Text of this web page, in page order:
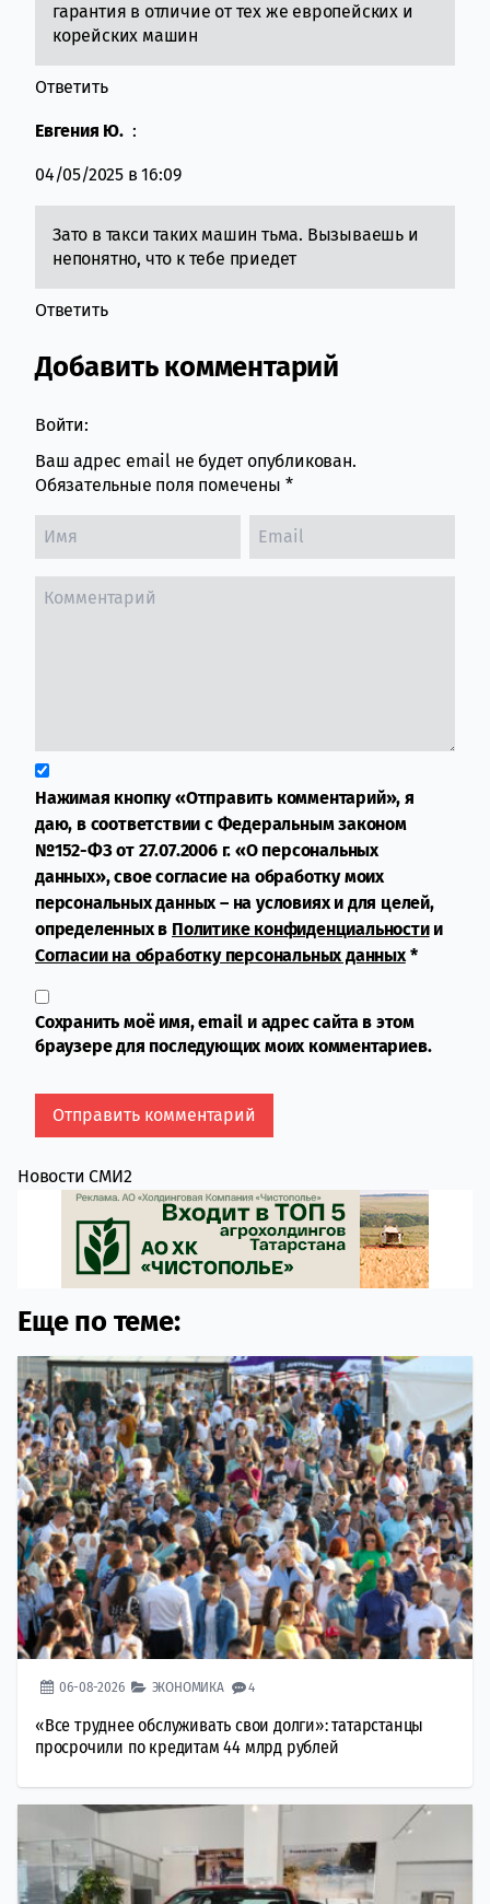
гарантия в отличие от тех же европейских и
корейских машин
Ответить
Евгения Ю. :
04/05/2025 в 16:09
Зато в такси таких машин тьма. Вызываешь и
непонятно, что к тебе приедет
Ответить
Добавить комментарий
Войти:
Ваш адрес email не будет опубликован.
Обязательные поля помечены *
Нажимая кнопку «Отправить комментарий», я
даю, в соответствии с Федеральным законом
№152-ФЗ от 27.07.2006 г. «О персональных
данных», свое согласие на обработку моих
персональных данных – на условиях и для целей,
определенных в Политике конфиденциальностии
Согласии на обработку персональных данных*
Сохранить моё имя, email и адрес сайта в этом
браузере для последующих моих комментариев.
Новости СМИ2
Еще по теме:
06-08-2026 ЭКОНОМИКА 4
«Все труднее обслуживать свои долги»: татарстанцы
просрочили по кредитам 44 млрд рублей